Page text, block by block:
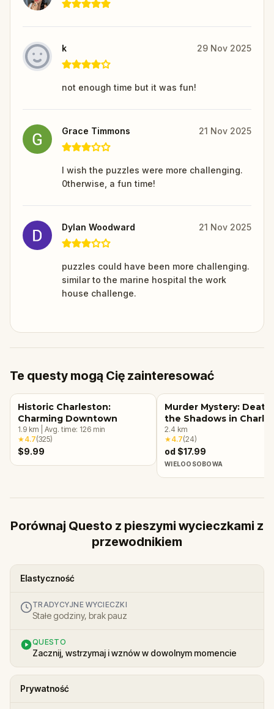
k 29 Nov 2025
not enough time but it was fun!
Grace Timmons 21 Nov 2025
I wish the puzzles were more challenging.
0therwise, a fun time!
Dylan Woodward 21 Nov 2025
puzzles could have been more challenging.
similar to the marine hospital the work
house challenge.
Te questy mogą Cię zainteresować
Historic Charleston:
Charming Downtown
1.9 km Avg. time: 126 min
★4.7(325)
$9.99
Murder Mystery: Death
the Shadows in
2.4 km
★4.7(24)
od $17.99
WIELOOSOBOWA
Porównaj Questo z pieszymi wycieczkami z
przewodnikiem
Elastyczność
TRADYCYJNE WYCIECZKI
Stałe godziny, brak pauz
QUESTO
Zacznij, wstrzymaj i wznów w dowolnym momencie
Prywatność